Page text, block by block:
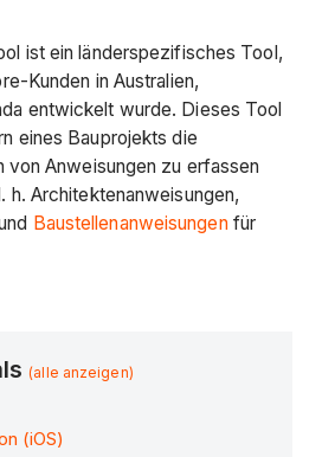
ist ein länderspezifisches Tool,
Kunden in Australien,
entwickelt wurde. Dieses Tool
eines Bauprojekts die
von Anweisungen zu erfassen
h. Architektenanweisungen,
Baustellenanweisungenfür
(alle anzeigen)
(iOS)